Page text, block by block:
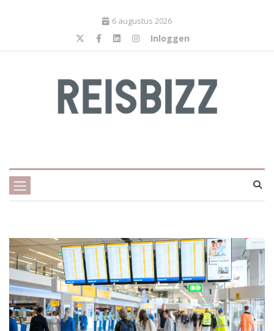
6 augustus 2026
Inloggen